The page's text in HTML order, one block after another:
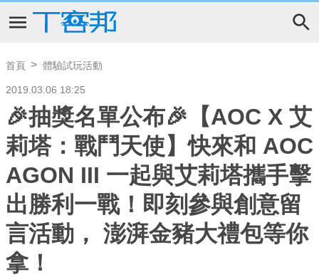
首頁 體驗試玩活動
2019.03.06 18:25
🎉抽獎名單公布🎉【AOC X 艾
莉塔：戰鬥天使】快來和 AOC
AGON III 一起與艾莉塔攜手擊
出勝利一戰！即刻參與創意留
言活動， 澎湃金豬大禮包等你
拿！